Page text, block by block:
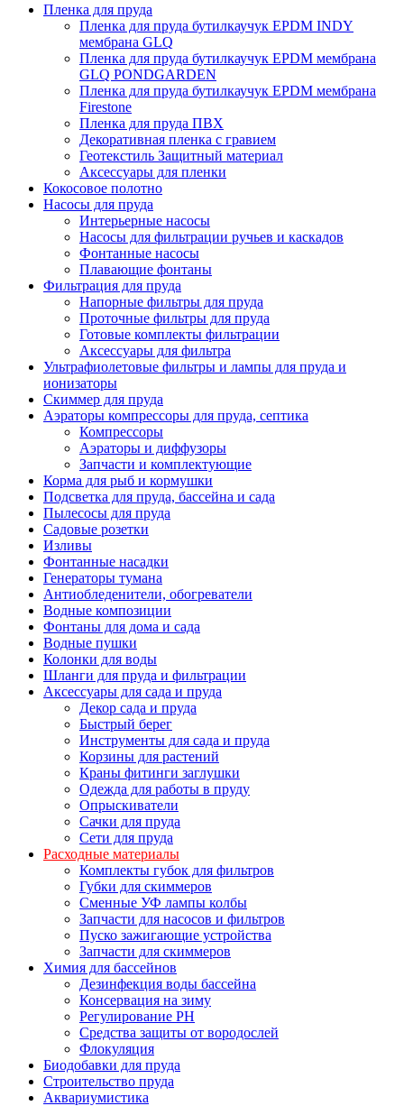
Пленка для пруда
Пленка для пруда бутилкаучук EPDM INDY
мембрана GLQ
Пленка для пруда бутилкаучук EPDM мембрана
GLQ PONDGARDEN
Пленка для пруда бутилкаучук EPDM мембрана
Firestone
Пленка для пруда ПВХ
Декоративная пленка с гравием
Геотекстиль Защитный материал
Аксессуары для пленки
Кокосовое полотно
Насосы для пруда
Интерьерные насосы
Насосы для фильтрации ручьев и каскадов
Фонтанные насосы
Плавающие фонтаны
Фильтрация для пруда
Напорные фильтры для пруда
Проточные фильтры для пруда
Готовые комплекты фильтрации
Аксессуары для фильтра
Ультрафиолетовые фильтры и лампы для пруда и
ионизаторы
Скиммер для пруда
Аэраторы компрессоры для пруда, септика
Компрессоры
Аэраторы и диффузоры
Запчасти и комплектующие
Корма для рыб и кормушки
Подсветка для пруда, бассейна и сада
Пылесосы для пруда
Садовые розетки
Изливы
Фонтанные насадки
Генераторы тумана
Антиобледенители, обогреватели
Водные композиции
Фонтаны для дома и сада
Водные пушки
Колонки для воды
Шланги для пруда и фильтрации
Аксессуары для сада и пруда
Декор сада и пруда
Быстрый берег
Инструменты для сада и пруда
Корзины для растений
Краны фитинги заглушки
Одежда для работы в пруду
Опрыскиватели
Сачки для пруда
Сети для пруда
Расходные материалы
Комплекты губок для фильтров
Губки для скиммеров
Сменные УФ лампы колбы
Запчасти для насосов и фильтров
Пуско зажигающие устройства
Запчасти для скиммеров
Химия для бассейнов
Дезинфекция воды бассейна
Консервация на зиму
Регулирование PH
Средства защиты от вородослей
Флокуляция
Биодобавки для пруда
Строительство пруда
Аквариумистика